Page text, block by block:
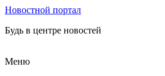
Новостной портал
Будь в центре новостей
Меню